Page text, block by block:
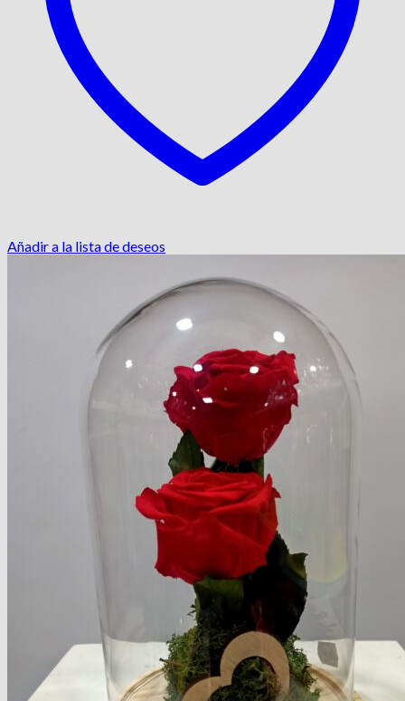
Añadir a la lista de deseos